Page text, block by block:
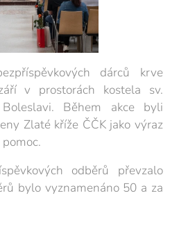
dárců krve
v prostorách kostela sv.
Během akce byli
Zlaté kříže ČČK jako výraz
odběrů převzalo
bylo vyznamenáno 50 a za